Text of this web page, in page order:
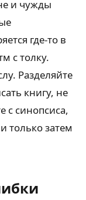
и чужды
где-то в
с толку.
Разделяйте
книгу, не
с синопсиса,
только затем